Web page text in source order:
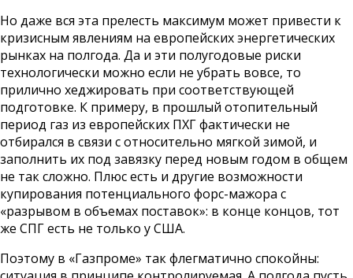
Но даже вся эта прелесть максимум может привести к
кризисным явлениям на европейских энергетических
рынках на полгода. Да и эти полугодовые риски
технологически можно если не убрать вовсе, то
прилично хеджировать при соответствующей
подготовке. К примеру, в прошлый отопительный
период газ из европейских ПХГ фактически не
отбирался в связи с относительно мягкой зимой, и
заполнить их под завязку перед новым годом в общем
не так сложно. Плюс есть и другие возможности
купирования потенциального форс-мажора с
«разрывом в объемах поставок»: в конце концов, тот
же СПГ есть не только у США.
Поэтому в «Газпроме» так флегматично спокойны: